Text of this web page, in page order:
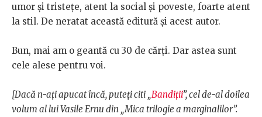
umor şi tristeţe, atent la social şi poveste, foarte atent
la stil. De neratat această editură şi acest autor.
Bun, mai am o geantă cu 30 de cărţi. Dar astea sunt
cele alese pentru voi.
[Dacă n-ați apucat încă, puteți citi „Bandiții”, cel de-al doilea
volum al lui Vasile Ernu din „Mica trilogie a marginalilor”.